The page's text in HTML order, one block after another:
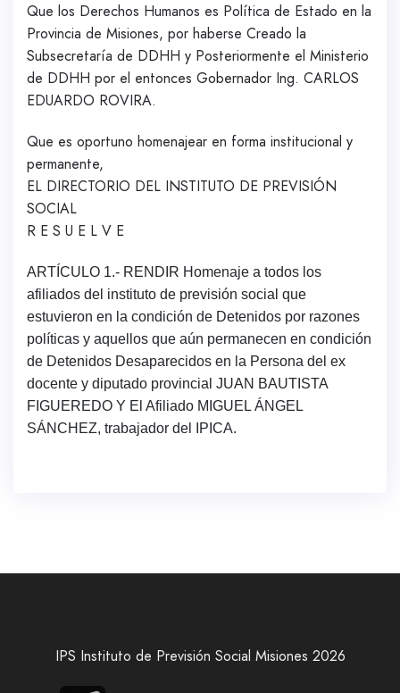
Que los Derechos Humanos es Política de Estado en la
Provincia de Misiones, por haberse Creado la
Subsecretaría de DDHH y Posteriormente el Ministerio
de DDHH por el entonces Gobernador Ing. CARLOS
EDUARDO ROVIRA.
Que es oportuno homenajear en forma institucional y
permanente,
EL DIRECTORIO DEL INSTITUTO DE PREVISIÓN
SOCIAL
R E S U E L V E
ARTÍCULO 1.- RENDIR Homenaje a todos los
afiliados del instituto de previsión social que
estuvieron en la condición de Detenidos por razones
políticas y aquellos que aún permanecen en condición
de Detenidos Desaparecidos en la Persona del ex
docente y diputado provincial JUAN BAUTISTA
FIGUEREDO Y El Afiliado MIGUEL ÁNGEL
SÁNCHEZ, trabajador del IPICA.
IPS Instituto de Previsión Social Misiones 2026